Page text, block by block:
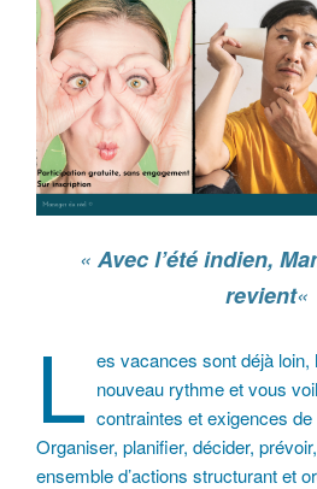
« Avec l’été indien,
revient«
L es vacances sont déjà
nouveau rythme et vous
contraintes et exigences
Organiser, planifier, décider,
ensemble d’actions structurant et